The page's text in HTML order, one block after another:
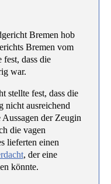
Bremen hob
Bremen vom
dass die
war.
stellte fest, dass die
nicht ausreichend
der Zeugin
die vagen
lieferten einen
, der eine
könnte.